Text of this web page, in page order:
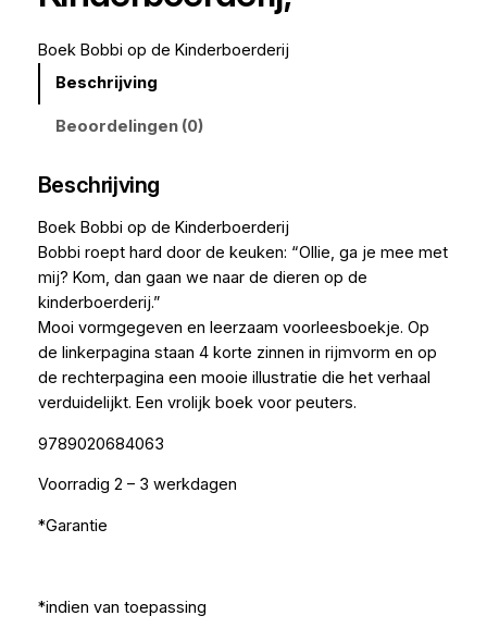
Boek Bobbi op de Kinderboerderij
Beschrijving
Beoordelingen (0)
Beschrijving
Boek Bobbi op de Kinderboerderij
Bobbi roept hard door de keuken: “Ollie, ga je mee met
mij? Kom, dan gaan we naar de dieren op de
kinderboerderij.”
Mooi vormgegeven en leerzaam voorleesboekje. Op
de linkerpagina staan 4 korte zinnen in rijmvorm en op
de rechterpagina een mooie illustratie die het verhaal
verduidelijkt. Een vrolijk boek voor peuters.
9789020684063
Voorradig 2 – 3 werkdagen
*Garantie
*indien van toepassing